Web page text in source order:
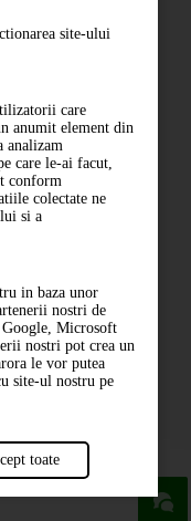
site-ului
care
anumit element din
analizam
care le-ai facut,
conform
colectate ne
si a
in baza unor
nostri de
Microsoft
nostri pot crea un
le vor putea
site-ul nostru pe
toate